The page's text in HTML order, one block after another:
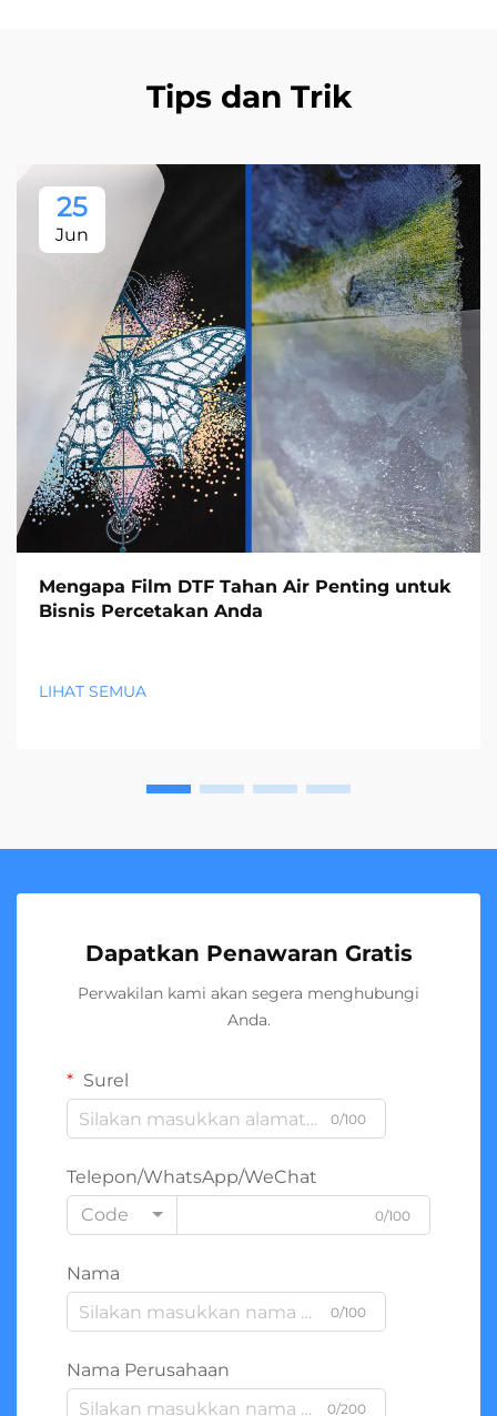
Tips dan Trik
25
Jun
Mengapa Film DTF Tahan Air Penting untuk
Bisnis Percetakan Anda
LIHAT SEMUA
Dapatkan Penawaran Gratis
Perwakilan kami akan segera menghubungi
Anda.
Surel
0/100
Telepon/WhatsApp/WeChat
Code
0/100
Nama
0/100
Nama Perusahaan
0/200